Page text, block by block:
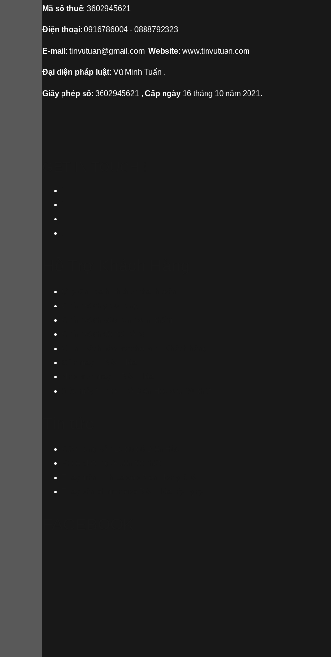
Mã số thuế: 3602945621
Điện thoại: 0916786004 - 0888792323
E-mail : tinvutuan@gmail.com Website: www.tinvutuan.com
Đại diện pháp luật: Vũ Minh Tuấn .
Giấy phép số: 3602945621 , Cấp ngày 16 tháng 10 năm 2021.